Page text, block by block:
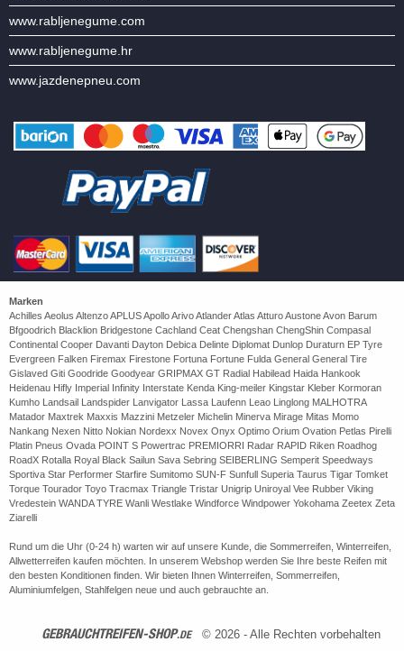
www.rabljenegume.com
www.rabljenegume.hr
www.jazdenepneu.com
Marken
Achilles Aeolus Altenzo APLUS Apollo Arivo Atlander Atlas Atturo Austone Avon Barum
Bfgoodrich Blacklion Bridgestone Cachland Ceat Chengshan ChengShin Compasal
Continental Cooper Davanti Dayton Debica Delinte Diplomat Dunlop Duraturn EP Tyre
Evergreen Falken Firemax Firestone Fortuna Fortune Fulda General General Tire
Gislaved Giti Goodride Goodyear GRIPMAX GT Radial Habilead Haida Hankook
Heidenau Hifly Imperial Infinity Interstate Kenda King-meiler Kingstar Kleber Kormoran
Kumho Landsail Landspider Lanvigator Lassa Laufenn Leao Linglong MALHOTRA
Matador Maxtrek Maxxis Mazzini Metzeler Michelin Minerva Mirage Mitas Momo
Nankang Nexen Nitto Nokian Nordexx Novex Onyx Optimo Orium Ovation Petlas Pirelli
Platin Pneus Ovada POINT S Powertrac PREMIORRI Radar RAPID Riken Roadhog
RoadX Rotalla Royal Black Sailun Sava Sebring SEIBERLING Semperit Speedways
Sportiva Star Performer Starfire Sumitomo SUN-F Sunfull Superia Taurus Tigar Tomket
Torque Tourador Toyo Tracmax Triangle Tristar Unigrip Uniroyal Vee Rubber Viking
Vredestein WANDA TYRE Wanli Westlake Windforce Windpower Yokohama Zeetex Zeta
Ziarelli
Rund um die Uhr (0-24 h) warten wir auf unsere Kunde, die Sommerreifen, Winterreifen,
Allwetterreifen kaufen möchten. In unserem Webshop werden Sie Ihre beste Reifen mit
den besten Konditionen finden. Wir bieten Ihnen Winterreifen, Sommerreifen,
Aluminiumfelgen, Stahlfelgen neue und auch gebrauchte an.
GEBRAUCHTREIFEN-SHOP.DE © 2026 - Alle Rechten vorbehalten